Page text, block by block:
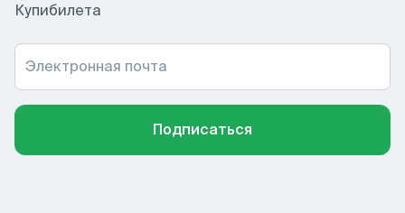
Купибилета
Электронная почта
Подписаться